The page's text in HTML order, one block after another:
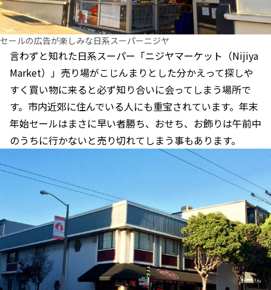
セールの広告が楽しみな日系スーパーニジヤ
言わずと知れた日系スーパー「ニジヤマーケット（Nijiya
Market）」売り場がこじんまりとした分かえって探しや
すく買い物に来ると必ず知り合いに会ってしまう場所で
す。市内近郊に住んでいる人にも重宝されています。年末
年始セールはまさに早い者勝ち、おせち、お飾りは午前中
のうちに行かないと売り切れてしまう事もあります。